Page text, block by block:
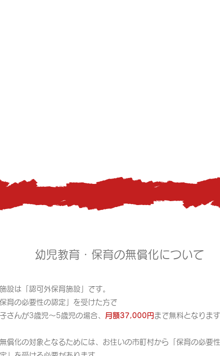
幼児教育・保育の無償化について
設は「認可外保育施設」です。
保育の必要性の認定」を受けた方で
さんが3歳児～5歳児の場合、 月額37,000円 まで無料となります
償化の対象となるためには、お住いの市町村から「保育の必要